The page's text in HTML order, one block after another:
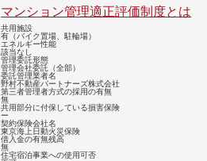
マンション管理適正評価制度とは
共用施設
有（バイク置場、駐輪場）
エネルギー性能
該当なし
管理委託形態
管理会社委託（全部）
委託管理業者名
野村不動産パートナーズ株式会社
第三者管理者方式の採用の有無
無
共用部分に付保している損害保険
ー
契約保険会社名
東京海上日動火災保険
借入金の有無残高
無
住宅宿泊事業への使用可否